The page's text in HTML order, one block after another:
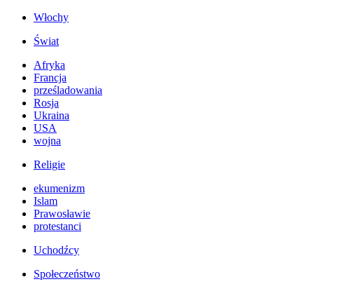
Włochy
Świat
Afryka
Francja
prześladowania
Rosja
Ukraina
USA
wojna
Religie
ekumenizm
Islam
Prawosławie
protestanci
Uchodźcy
Społeczeństwo